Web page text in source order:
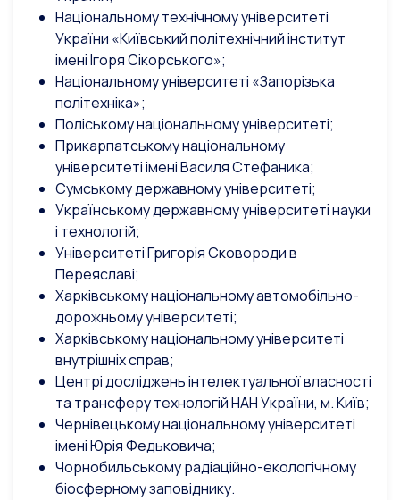
Національному технічному університеті
України «Київський політехнічний інститут
імені Ігоря Сікорського»;
Національному університеті «Запорізька
політехніка»;
Поліському національному університеті;
Прикарпатському національному
університеті імені Василя Стефаника;
Сумському державному університеті;
Українському державному університеті науки
і технологій;
Університеті Григорія Сковороди в
Переяславі;
Харківському національному автомобільно-
дорожньому університеті;
Харківському національному університеті
внутрішніх справ;
Центрі досліджень інтелектуальної власності
та трансферу технологій НАН України, м. Київ;
Чернівецькому національному університеті
імені Юрія Федьковича;
Чорнобильському радіаційно-екологічному
біосферному заповіднику.